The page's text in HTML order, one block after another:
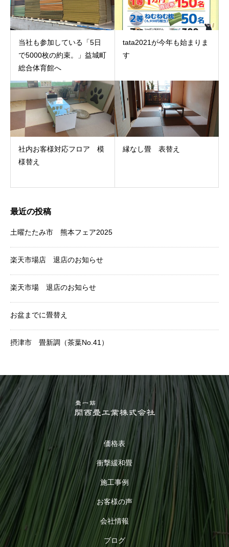
当社も参加している「5日
で5000枚の約束。」益城町
総合体育館へ
tata2021が今年も始まりま
す
社内お客様対応フロア 模
様替え
縁なし畳 表替え
最近の投稿
土曜たたみ市 熊本フェア2025
楽天市場店 退店のお知らせ
楽天市場 退店のお知らせ
お盆までに畳替え
摂津市 畳新調（茶葉No.41）
価格表
衝撃緩和畳
施工事例
お客様の声
会社情報
ブログ